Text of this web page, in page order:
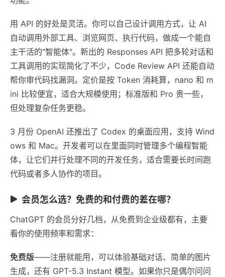
用 API 的好处是灵活。你可以自己设计调用方式，让 AI
自动调用外部工具、浏览网页、执行代码，做成一个能自
主干活的"智能体"。新出的 Responses API 把多轮对话和
工具调用的实现简化了不少，Code Review API 还能自动
帮你审代码找漏洞。定价是按 Token 消耗算，nano 和 m
ini 比较便宜，适合大规模使用；标准版和 Pro 贵一些，
但处理复杂任务更稳。
3 月份 OpenAI 还推出了 Codex 的桌面应用，支持 Wind
ows 和 Mac。开发者可以在里面同时管理多个编程智能
体，让它们并行处理不同的开发任务，适合需要长时间跑
代码或者多人协作的项目。
会员怎么选？免费的和付费的差在哪？
ChatGPT 的会员分好几档，从免费到企业级都有，主要
看你的使用频率和需求：
免费版——注册就能用，可以体验基础对话、简单的图片
生成，还有 GPT-5.3 Instant 模型。如果你只是偶尔问问